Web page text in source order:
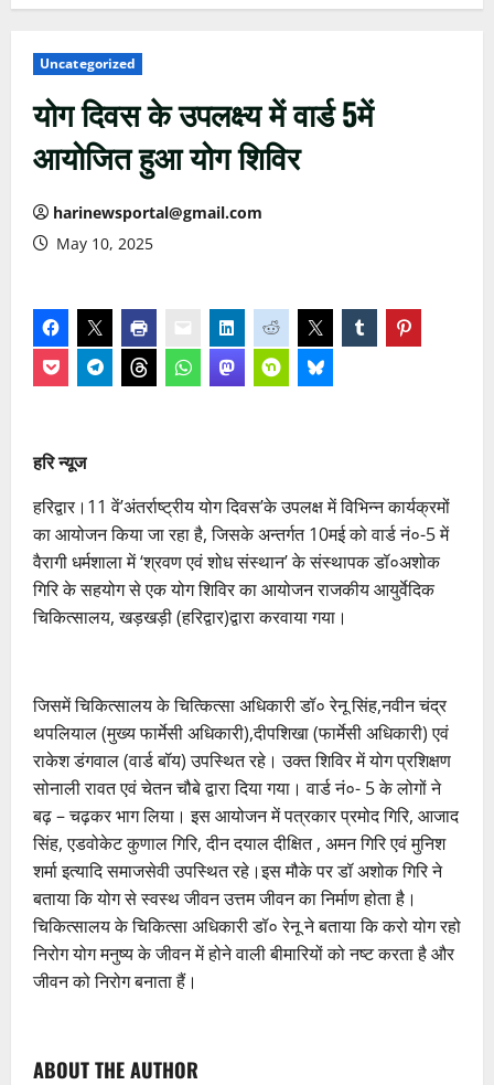
Uncategorized
योग दिवस के उपलक्ष्य में वार्ड 5में
आयोजित हुआ योग शिविर
harinewsportal@gmail.com
May 10, 2025
हरि न्यूज
हरिद्वार।11 वें’अंतर्राष्ट्रीय योग दिवस’के उपलक्ष में विभिन्न कार्यक्रमों
का आयोजन किया जा रहा है, जिसके अन्तर्गत 10मई को वार्ड नं०-5 में
वैरागी धर्मशाला में ‘श्रवण एवं शोध संस्थान’ के संस्थापक डॉ०अशोक
गिरि के सहयोग से एक योग शिविर का आयोजन राजकीय आयुर्वेदिक
चिकित्सालय, खड़खड़ी (हरिद्वार)द्वारा करवाया गया।
जिसमें चिकित्सालय के चित्कित्सा अधिकारी डॉ० रेनू सिंह,नवीन चंद्र
थपलियाल (मुख्य फार्मेसी अधिकारी),दीपशिखा (फार्मेसी अधिकारी) एवं
राकेश डंगवाल (वार्ड बॉय) उपस्थित रहे। उक्त शिविर में योग प्रशिक्षण
सोनाली रावत एवं चेतन चौबे द्वारा दिया गया। वार्ड नं०- 5 के लोगों ने
बढ़ – चढ़कर भाग लिया। इस आयोजन में पत्रकार प्रमोद गिरि, आजाद
सिंह, एडवोकेट कुणाल गिरि, दीन दयाल दीक्षित , अमन गिरि एवं मुनिश
शर्मा इत्यादि समाजसेवी उपस्थित रहे।इस मौके पर डॉ अशोक गिरि ने
बताया कि योग से स्वस्थ जीवन उत्तम जीवन का निर्माण होता है।
चिकित्सालय के चिकित्सा अधिकारी डॉ० रेनू ने बताया कि करो योग रहो
निरोग योग मनुष्य के जीवन में होने वाली बीमारियों को नष्ट करता है और
जीवन को निरोग बनाता हैं।
ABOUT THE AUTHOR